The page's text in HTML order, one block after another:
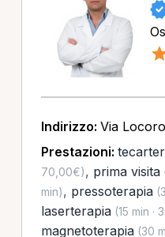
Indirizzo: Via
Prestazioni:
70,00€), prima
min), pressoterapia
laserterapia(15 min ·
magnetoterapia(30